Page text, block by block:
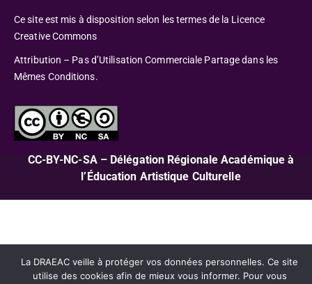
Ce site est mis à disposition selon les termes de la Licence
Creative Commons
Attribution – Pas d’Utilisation Commerciale Partage dans les
Mêmes Conditions.
CC-BY-NC-SA – Délégation Régionale Académique à
l’Éducation Artistique Culturelle
La DRAEAC veille à protéger vos données personnelles. Ce site
utilise des cookies afin de mieux vous informer. Pour vous